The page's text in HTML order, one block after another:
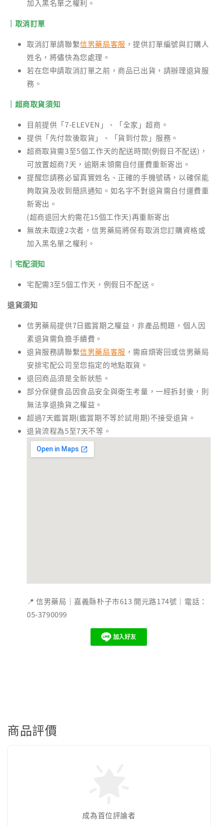
加入黑名單之權利。
｜取消訂單
取消訂單請聯繫信男藥局客服 ，提供訂單編號與訂購人
姓名，將儘快為您處理。
若在您申請取消訂單之前，商品已出貨，請辦理退貨服
務。
｜超商取貨須知
目前提供「7-ELEVEN」、「全家」超商。
提供「先付款後取貨」、「貨到付款」服務。
超商取貨需3至5個工作天的配送時間(例假日不配送)，
可放置超商7天，逾期未領需自付運費重新寄出。
提醒您請務必留真實姓名、正確的手機號碼，以確保能
夠取貨及收到簡訊通知。如名字不對退貨需自付運費重
新寄出。
(超商退回大約需花15個工作天)再重新寄出
無故未取達2次者，信男藥局將保有取消您訂購資格或
加入黑名單之權利。
｜宅配須知
宅配需3至5個工作天，例假日不配送。
退貨須知
信男藥局提供7日鑑賞期之權益，非產品問題，個人因
素退貨需負擔手續費。
退貨服務請聯繫信男藥局客服 ，需麻煩寄回或信男藥局
安排宅配公司至您指定的地點取貨。
退回商品須是全新狀態。
部分保健食品因食品安全與衛生考量，一經拆封後，則
無法享退換貨之權益。
超過7天鑑賞期(鑑賞期不等於試用期)不接受退貨。
退貨流程為5至7天不等。
📍 信男藥局｜嘉義縣朴子市613 開元路174號｜電話：
05-3790099
商品評價
成為首位評論者